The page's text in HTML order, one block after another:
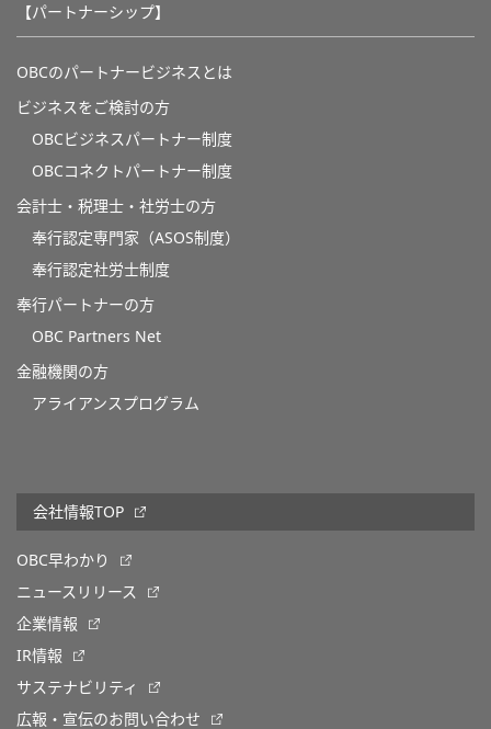
【パートナーシップ】
OBCのパートナービジネスとは
ビジネスをご検討の方
OBCビジネスパートナー制度
OBCコネクトパートナー制度
会計士・税理士・社労士の方
奉行認定専門家（ASOS制度）
奉行認定社労士制度
奉行パートナーの方
OBC Partners Net
金融機関の方
アライアンスプログラム
会社情報TOP
OBC早わかり
ニュースリリース
企業情報
IR情報
サステナビリティ
広報・宣伝のお問い合わせ